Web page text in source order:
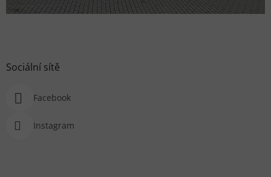
Sociální sítě
Facebook
Instagram